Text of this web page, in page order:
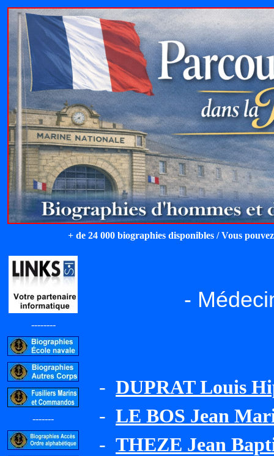
+ de 24 000 biographies disponibles / Vous
--------
-------
-
- DUPRAT Louis
- LE BOS Jean
- THEZE Jean